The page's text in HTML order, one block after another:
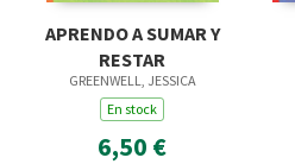
APRENDO A SUMAR Y
RESTAR
GREENWELL, JESSICA
En stock
6,50 €